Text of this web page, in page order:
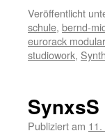
Veröffentlicht
schule, bernd-
eurorack modular
studiowork,
Publiziert am